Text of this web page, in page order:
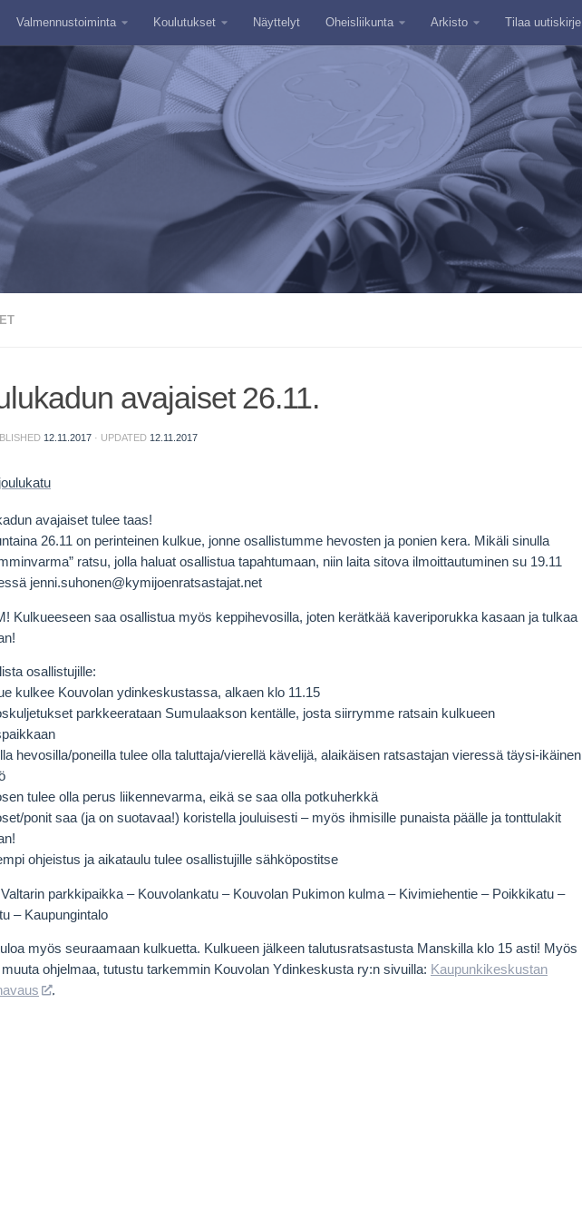
Valmennustoiminta Koulutukset Näyttelyt Oheisliikunta Arkisto Tilaa uutiskirje
avajaiset 26.11.
12.11.2017 · UPDATED 12.11.2017
avajaiset tulee taas!
26.11 on perinteinen kulkue, jonne osallistumme hevosten ja ponien kera. Mikäli sinulla
ratsu, jolla haluat osallistua tapahtumaan, niin laita sitova ilmoittautuminen su 19.11
jenni.suhonen@kymijoenratsastajat.net
Kulkueeseen saa osallistua myös keppihevosilla, joten kerätkää kaveriporukka kasaan ja tulkaa
osallistujille:
kulkee Kouvolan ydinkeskustassa, alkaen klo 11.15
parkkeerataan Sumulaakson kentälle, josta siirrymme ratsain kulkueen
hevosilla/poneilla tulee olla taluttaja/vierellä kävelijä, alaikäisen ratsastajan vieressä täysi-ikäinen
tulee olla perus liikennevarma, eikä se saa olla potkuherkkä
ponit saa (ja on suotavaa!) koristella jouluisesti – myös ihmisille punaista päälle ja tonttulakit
ohjeistus ja aikataulu tulee osallistujille sähköpostitse
Valtarin parkkipaikka – Kouvolankatu – Kouvolan Pukimon kulma – Kivimiehentie – Poikkikatu –
– Kaupungintalo
myös seuraamaan kulkuetta. Kulkueen jälkeen talutusratsastusta Manskilla klo 15 asti! Myös
muuta ohjelmaa, tutustu tarkemmin Kouvolan Ydinkeskusta ry:n sivuilla: Kaupunkikeskustan
.